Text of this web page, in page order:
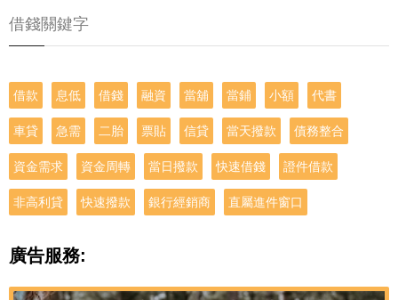
借錢關鍵字
借款 息低 借錢 融資 當舖 當鋪 小額 代書
車貸 急需 二胎 票貼 信貸 當天撥款 債務整合
資金需求 資金周轉 當日撥款 快速借錢 證件借款
非高利貸 快速撥款 銀行經銷商 直屬進件窗口
廣告服務: